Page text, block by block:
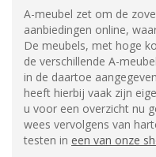
A-meubel zet om de
aanbiedingen online,
De meubels, met hoge
de verschillende A-
in de daartoe
heeft hierbij vaak zijn
u voor een overzicht nu
wees vervolgens van
testen in een van onze